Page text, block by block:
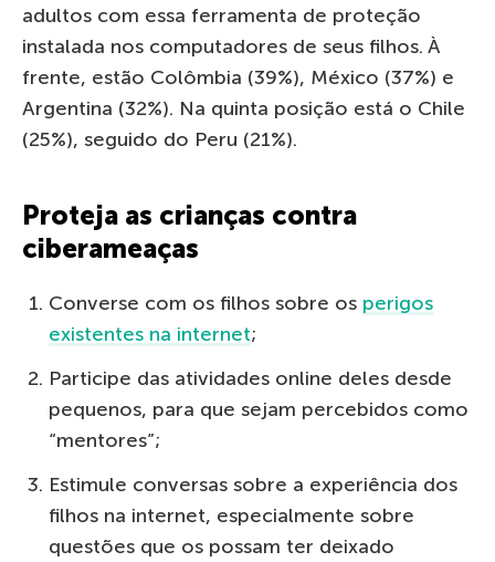
adultos com essa ferramenta de proteção
instalada nos computadores de seus filhos. À
frente, estão Colômbia (39%), México (37%) e
Argentina (32%). Na quinta posição está o Chile
(25%), seguido do Peru (21%).
Proteja as crianças contra
ciberameaças
Converse com os filhos sobre os perigos
existentes na internet;
Participe das atividades online deles desde
pequenos, para que sejam percebidos como
“mentores”;
Estimule conversas sobre a experiência dos
filhos na internet, especialmente sobre
questões que os possam ter deixado